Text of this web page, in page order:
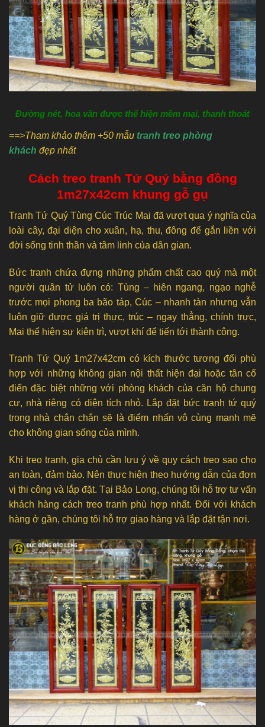
Đường nét, hoa văn được thể hiện mềm mại, thanh thoát
==>Tham khảo thêm +50 mẫu tranh treo phòng
khách đẹp nhất
Cách treo tranh Tứ Quý bằng đồng
1m27x42cm khung gỗ gụ
Tranh Tứ Quý Tùng Cúc Trúc Mai đã vượt qua ý nghĩa của
loài cây, đại diện cho xuân, hạ, thu, đông để gắn liền với
đời sống tinh thần và tâm linh của dân gian.
Bức tranh chứa đựng những phẩm chất cao quý mà một
người quân tử luôn có: Tùng – hiên ngang, ngạo nghễ
trước mọi phong ba bão táp, Cúc – nhanh tàn nhưng vẫn
luôn giữ được giá trị thực, trúc – ngay thẳng, chính trực,
Mai thể hiện sự kiên trì, vượt khí để tiến tới thành công.
Tranh Tứ Quý 1m27x42cm có kích thước tương đối phù
hợp với những không gian nội thất hiện đại hoặc tân cổ
điển đặc biệt những với phòng khách của căn hộ chung
cư, nhà riêng có diện tích nhỏ. Lắp đặt bức tranh tứ quý
trong nhà chắn chắn sẽ là điểm nhấn vô cùng mạnh mẽ
cho không gian sống của mình.
Khi treo tranh, gia chủ cần lưu ý về quy cách treo sao cho
an toàn, đảm bảo. Nên thực hiện theo hướng dẫn của đơn
vị thi công và lắp đặt. Tại Bảo Long, chúng tôi hỗ trợ tư vấn
khách hàng cách treo tranh phù hợp nhất. Đối với khách
hàng ở gần, chúng tôi hỗ trợ giao hàng và lắp đặt tận nơi.